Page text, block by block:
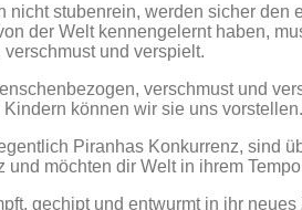
nicht stubenrein, werden sicher
der Welt kennengelernt haben,
und verspielt.
verschmust und
können wir sie uns vorstellen.
Piranhas Konkurrenz, sind
und möchten dir Welt in ihrem
gechipt und entwurmt in ihr